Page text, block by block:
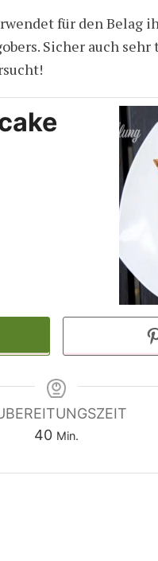
für den Belag
Sicher auch sehr
40Minuten
Min.